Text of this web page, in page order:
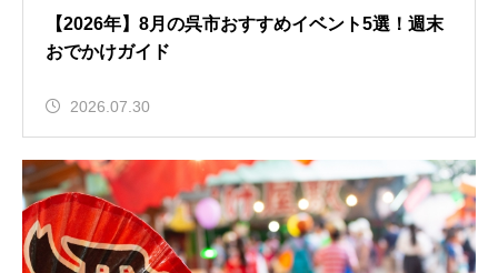
【2026年】8月の呉市おすすめイベント5選！週末
おでかけガイド
2026.07.30